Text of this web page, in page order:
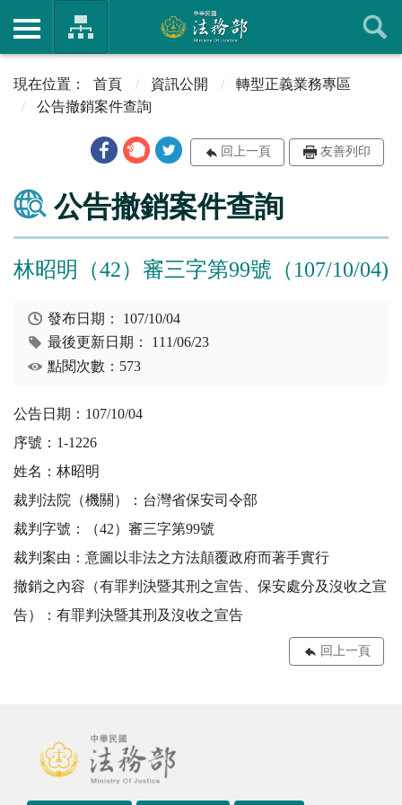
首頁 資訊公開
轉型正義業務專區
公告撤銷案件查詢
回上一頁 友善列印
公告撤銷案件查詢
林昭明（42）審三字第99號（107/10/04)
發布日期： 107/10/04
最後更新日期： 111/06/23
點閱次數：573
公告日期：107/10/04
序號：1-1226
姓名：林昭明
裁判法院（機關）：台灣省保安司令部
裁判字號：（42）審三字第99號
裁判案由：意圖以非法之方法顛覆政府而著手實行
撤銷之內容（有罪判決暨其刑之宣告、保安處分及沒收之宣
告）：有罪判決暨其刑及沒收之宣告
回上一頁